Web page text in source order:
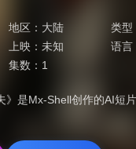
地区： 大陆 类型
上映：未知 语言
集数： 1
》是Mx‑Shell创作的AI短